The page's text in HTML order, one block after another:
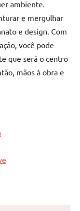
ambiente.
e mergulhar
e design. Com
você pode
que será o centro
mãos à obra e